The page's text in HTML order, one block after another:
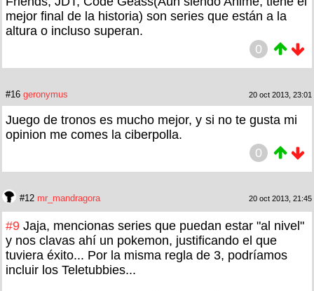
mejor final de la historia) son series que están a la
altura o incluso superan.
0
#16 geronymus 20 oct 2013, 23:01
Juego de tronos es mucho mejor, y si no te gusta mi
opinion me comes la ciberpolla.
0
#12 mr_mandragora 20 oct 2013, 21:45
#9 Jaja, mencionas series que puedan estar "al nivel"
y nos clavas ahí un pokemon, justificando el que
tuviera éxito... Por la misma regla de 3, podríamos
incluir los Teletubbies...